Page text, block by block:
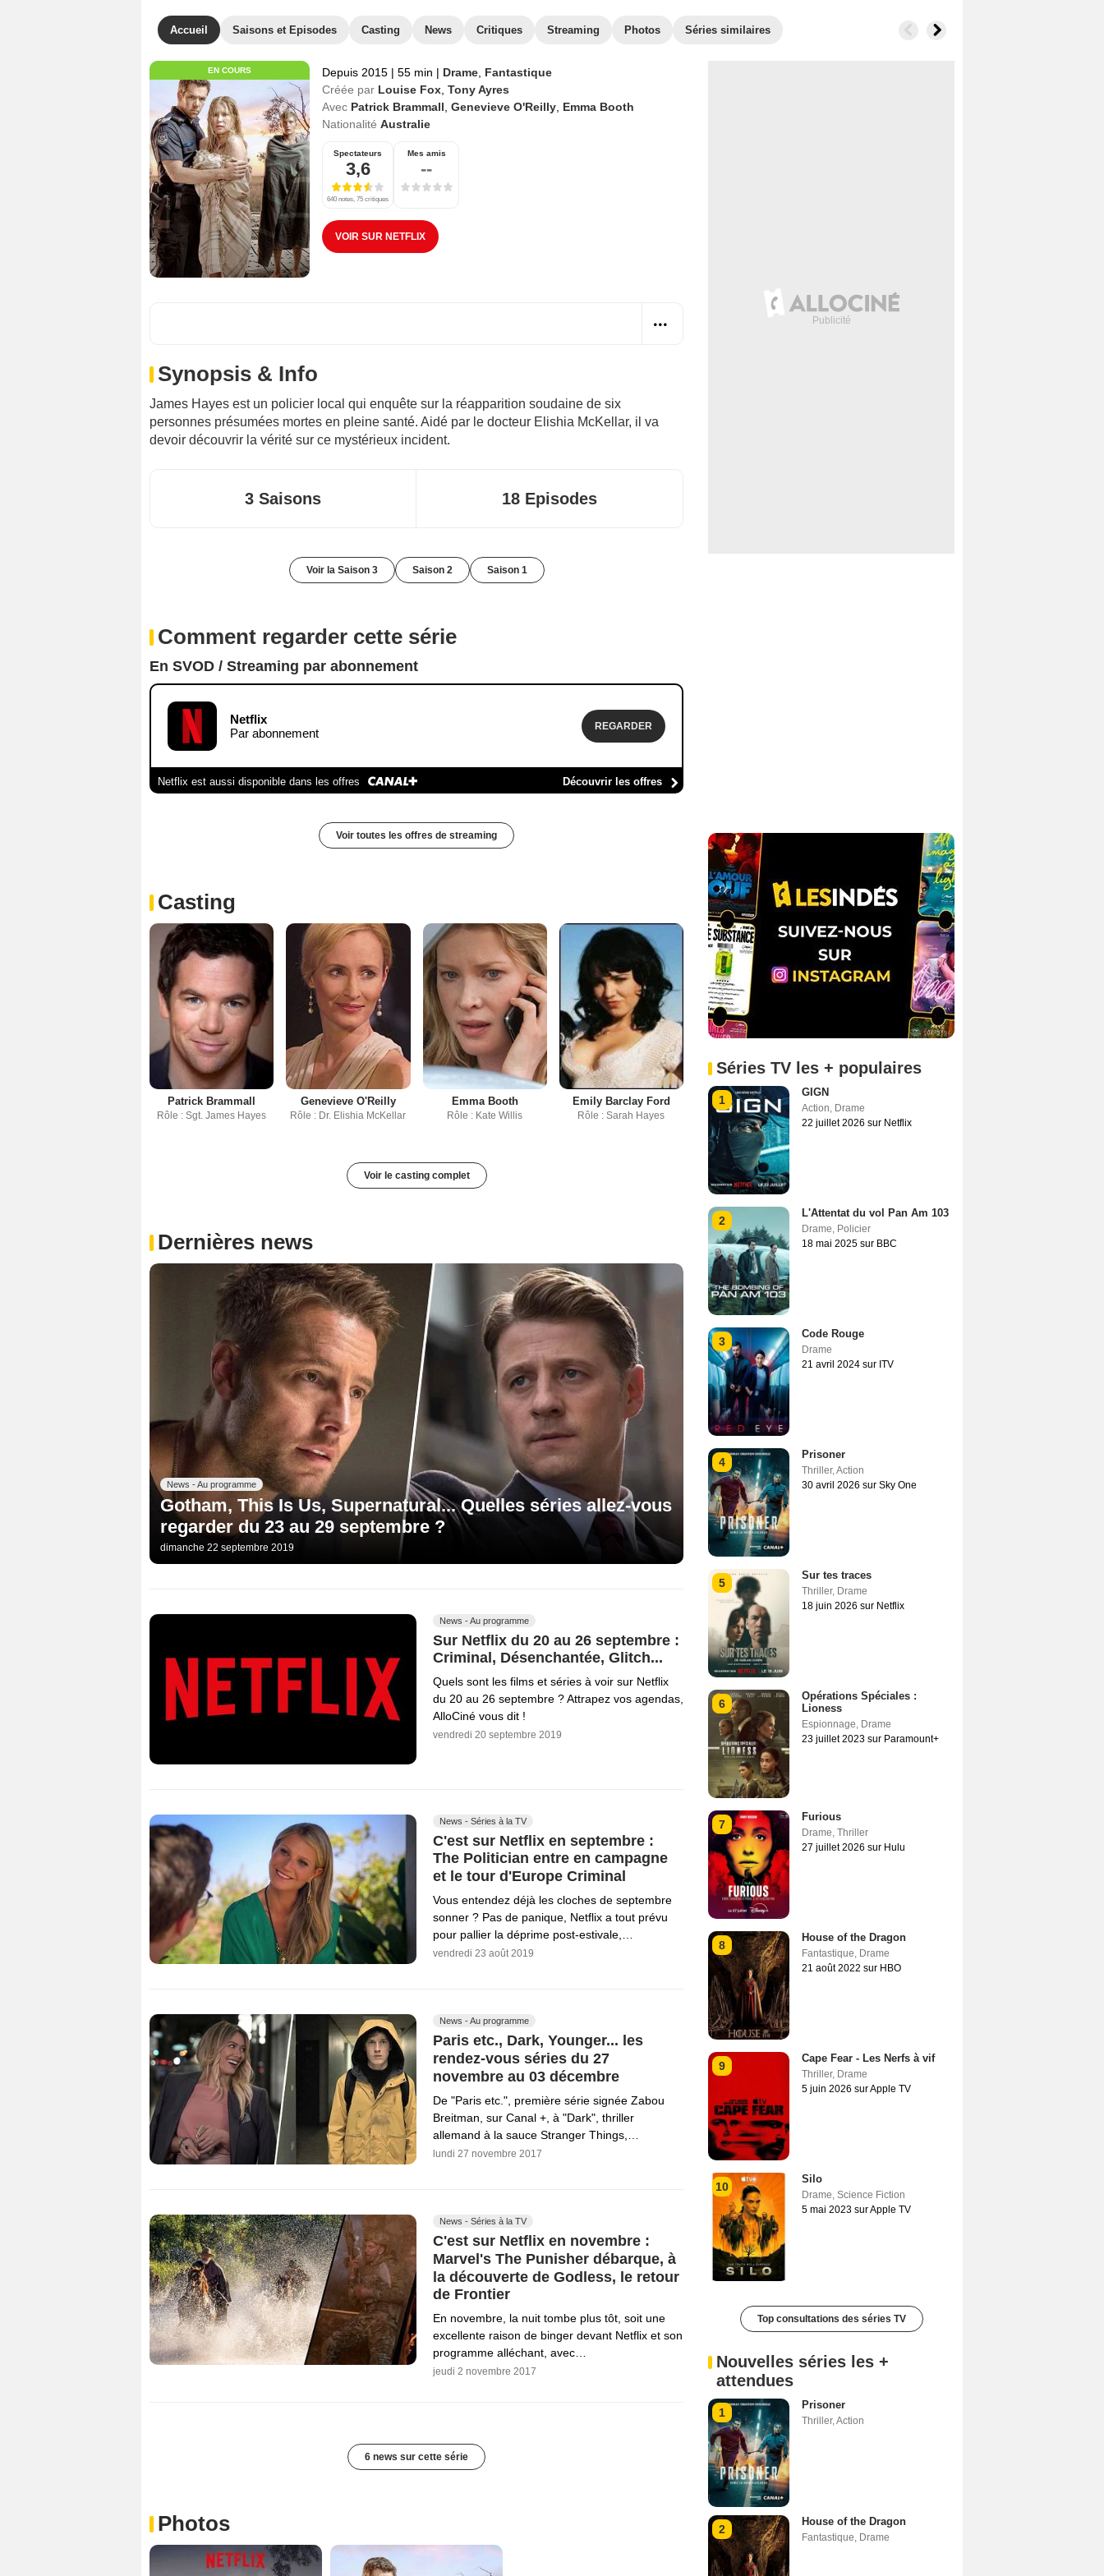
Accueil Saisons et Episodes Casting News Critiques Streaming Photos Séries similaires
EN COURS Depuis 2015 | 55 min | Drame Fantastique
Créée par Louise Fox Tony Ayres
Avec Patrick Brammall Genevieve O'Reilly Emma Booth
Nationalité Australie
Spectateurs
3,6
640 notes, 75 critiques
Mes amis
--
VOIR SUR NETFLIX
Synopsis & Info
James Hayes est un policier local qui enquête sur la réapparition soudaine de six
personnes présumées mortes en pleine santé. Aidé par le docteur Elishia McKellar, il va
devoir découvrir la vérité sur ce mystérieux incident.
3 Saisons 18 Episodes
Voir la Saison 3 Saison 2 Saison 1
Comment regarder cette série
En SVOD / Streaming par abonnement
Netflix
Par abonnement
REGARDER
Netflix est aussi disponible dans les offres Découvrir les offres
Voir toutes les offres de streaming
Casting
Patrick Brammall
Rôle : Sgt. James Hayes
Genevieve O'Reilly
Rôle : Dr. Elishia McKellar
Emma Booth
Rôle : Kate Willis
Emily Barclay Ford
Rôle : Sarah Hayes
Voir le casting complet
Dernières news
News - Au programme
Gotham, This Is Us, Supernatural... Quelles séries allez-vous
regarder du 23 au 29 septembre ?
dimanche 22 septembre 2019
News - Au programme
Sur Netflix du 20 au 26 septembre :
Criminal, Désenchantée, Glitch...
Quels sont les films et séries à voir sur Netflix
du 20 au 26 septembre ? Attrapez vos agendas,
AlloCiné vous dit !
vendredi 20 septembre 2019
News - Séries à la TV
C'est sur Netflix en septembre :
The Politician entre en campagne
et le tour d'Europe Criminal
Vous entendez déjà les cloches de septembre
sonner ? Pas de panique, Netflix a tout prévu
pour pallier la déprime post-estivale,…
vendredi 23 août 2019
News - Au programme
Paris etc., Dark, Younger... les
rendez-vous séries du 27
novembre au 03 décembre
De "Paris etc.", première série signée Zabou
Breitman, sur Canal +, à "Dark", thriller
allemand à la sauce Stranger Things,…
lundi 27 novembre 2017
News - Séries à la TV
C'est sur Netflix en novembre :
Marvel's The Punisher débarque, à
la découverte de Godless, le retour
de Frontier
En novembre, la nuit tombe plus tôt, soit une
excellente raison de binger devant Netflix et son
programme alléchant, avec…
jeudi 2 novembre 2017
6 news sur cette série
Photos
Séries TV les + populaires
1
GIGN
Action, Drame
22 juillet 2026 sur Netflix
2
L'Attentat du vol Pan Am 103
Drame, Policier
18 mai 2025 sur BBC
3
Code Rouge
Drame
21 avril 2024 sur ITV
4
Prisoner
Thriller,Action
30 avril 2026 sur Sky One
5
Sur tes traces
Thriller, Drame
18 juin 2026 sur Netflix
6
Opérations Spéciales :
Lioness
Espionnage, Drame
23 juillet 2023 sur Paramount+
7
Furious
Drame, Thriller
27 juillet 2026 sur Hulu
8
House of the Dragon
Fantastique, Drame
21 août 2022 sur HBO
9
Cape Fear - Les Nerfs à vif
Thriller, Drame
5 juin 2026 sur Apple TV
10
Silo
Drame, Science Fiction
5 mai 2023 sur Apple TV
Top consultations des séries TV
Nouvelles séries les +
attendues
1
Prisoner
Thriller,Action
2
House of the Dragon
Fantastique, Drame